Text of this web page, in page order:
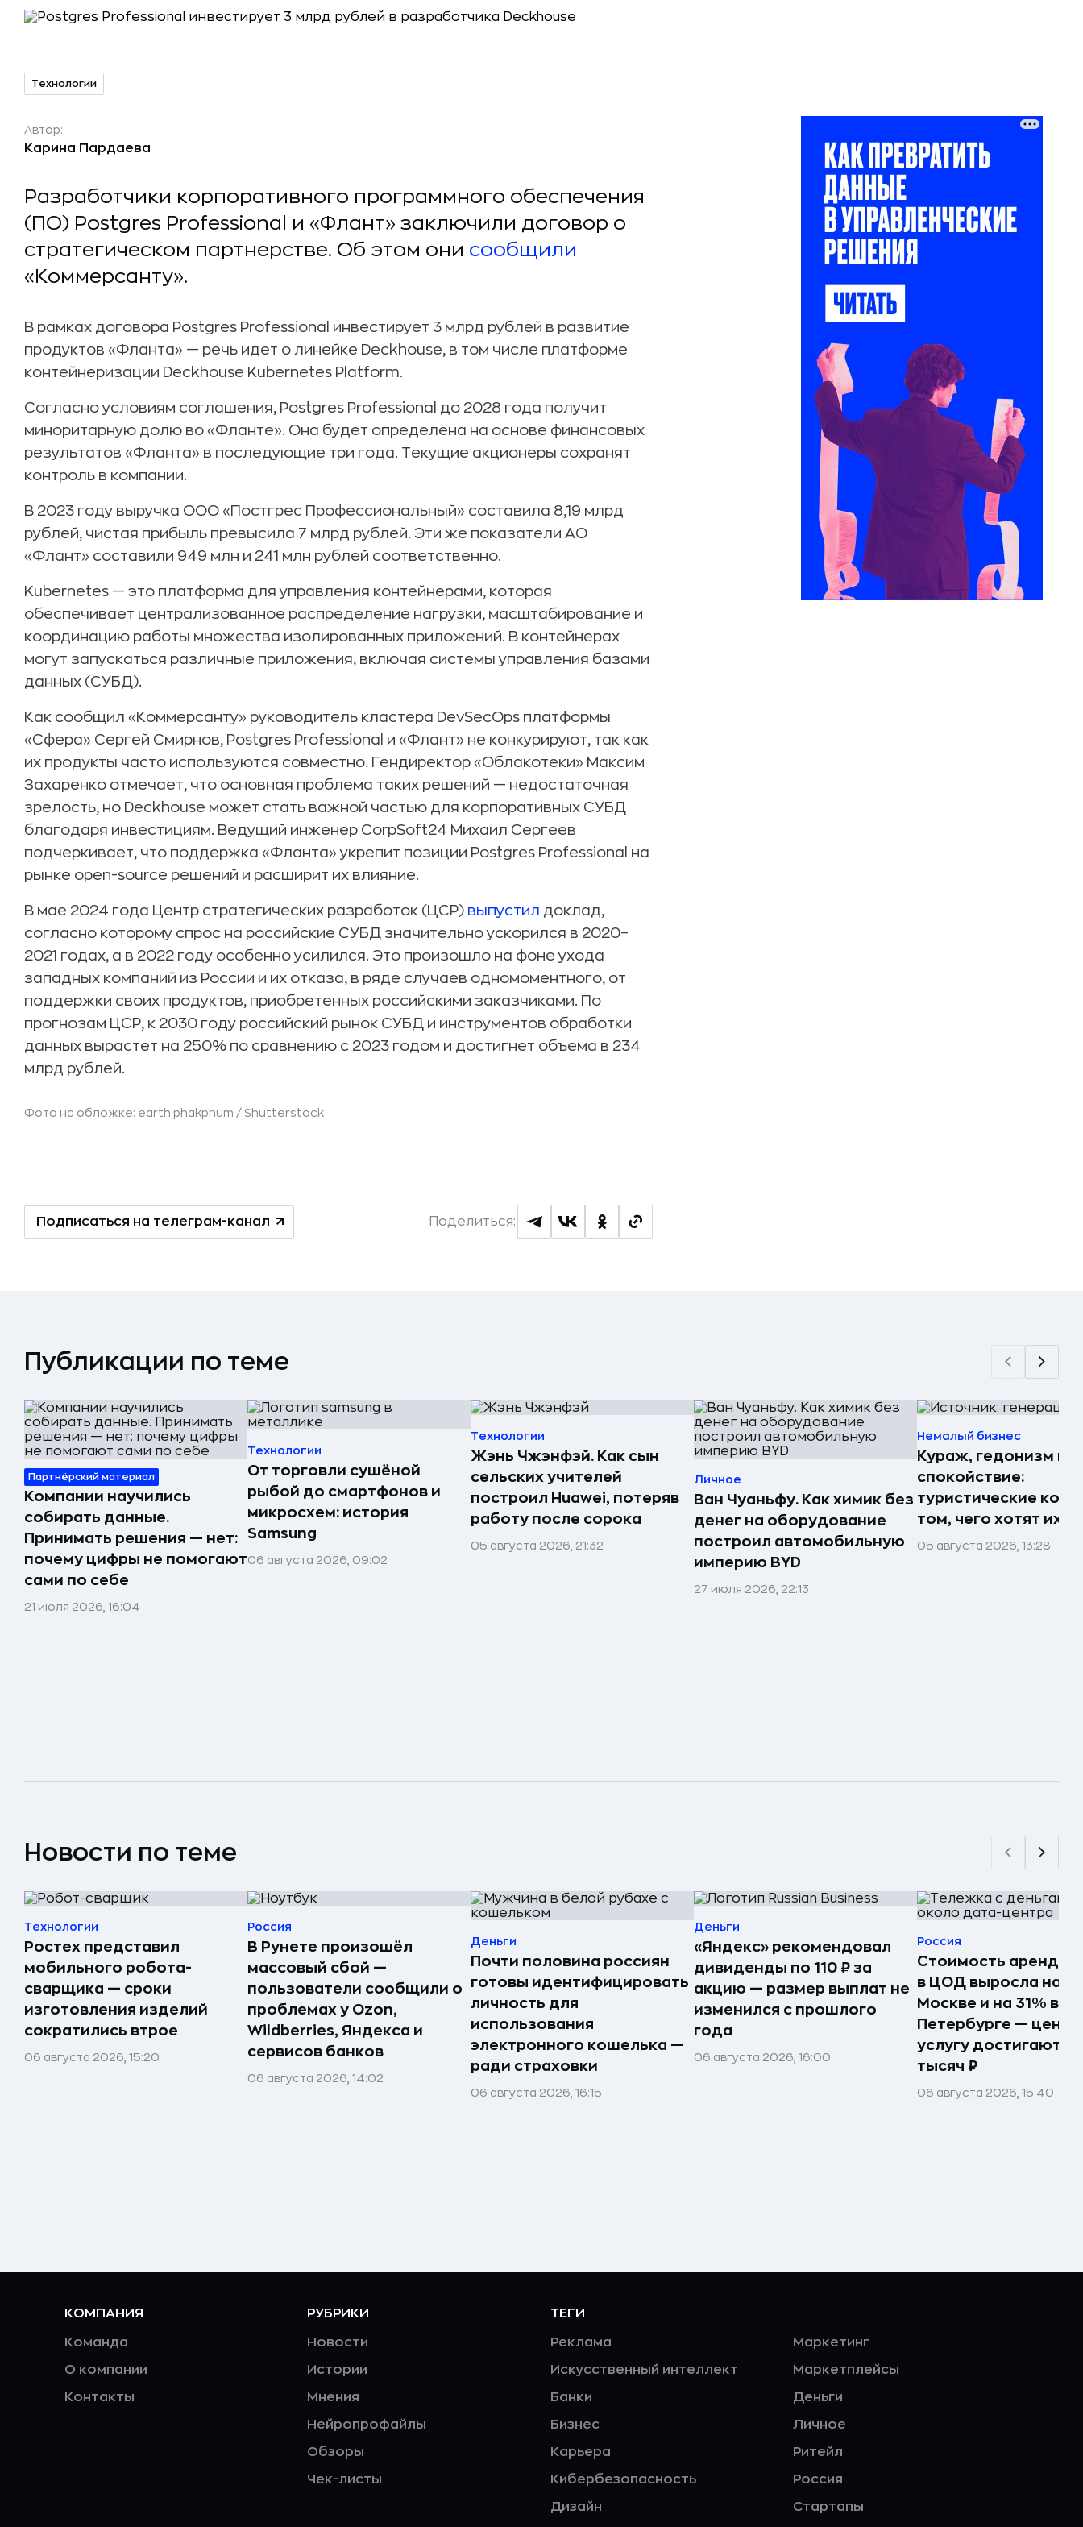
Технологии
Автор:
Карина Пардаева
Разработчики корпоративного программного обеспечения
(ПО) Postgres Professional и «Флант» заключили договор о
стратегическом партнерстве. Об этом они сообщили
«Коммерсанту».
В рамках договора Postgres Professional инвестирует 3 млрд рублей в развитие
продуктов «Фланта» — речь идет о линейке Deckhouse, в том числе платформе
контейнеризации Deckhouse Kubernetes Platform.
Согласно условиям соглашения, Postgres Professional до 2028 года получит
миноритарную долю во «Фланте». Она будет определена на основе финансовых
результатов «Фланта» в последующие три года. Текущие акционеры сохранят
контроль в компании.
В 2023 году выручка ООО «Постгрес Профессиональный» составила 8,19 млрд
рублей, чистая прибыль превысила 7 млрд рублей. Эти же показатели АО
«Флант» составили 949 млн и 241 млн рублей соответственно.
Kubernetes — это платформа для управления контейнерами, которая
обеспечивает централизованное распределение нагрузки, масштабирование и
координацию работы множества изолированных приложений. В контейнерах
могут запускаться различные приложения, включая системы управления базами
данных (СУБД).
Как сообщил «Коммерсанту» руководитель кластера DevSecOps платформы
«Сфера» Сергей Смирнов, Postgres Professional и «Флант» не конкурируют, так как
их продукты часто используются совместно. Гендиректор «Облакотеки» Максим
Захаренко отмечает, что основная проблема таких решений — недостаточная
зрелость, но Deckhouse может стать важной частью для корпоративных СУБД
благодаря инвестициям. Ведущий инженер CorpSoft24 Михаил Сергеев
подчеркивает, что поддержка «Фланта» укрепит позиции Postgres Professional на
рынке open-source решений и расширит их влияние.
В мае 2024 года Центр стратегических разработок (ЦСР) выпустил доклад,
согласно которому спрос на российские СУБД значительно ускорился в 2020–
2021 годах, а в 2022 году особенно усилился. Это произошло на фоне ухода
западных компаний из России и их отказа, в ряде случаев одномоментного, от
поддержки своих продуктов, приобретенных российскими заказчиками. По
прогнозам ЦСР, к 2030 году российский рынок СУБД и инструментов обработки
данных вырастет на 250% по сравнению с 2023 годом и достигнет объема в 234
млрд рублей.
Фото на обложке: earth phakphum / Shutterstock
Подписаться на телеграм-канал Поделиться:
Публикации по теме
Партнёрский материал
Компании научились
собирать данные.
Принимать решения — нет:
почему цифры не помогают
сами по себе
21 июля 2026, 16:04
Технологии
От торговли сушёной
рыбой до смартфонов и
микросхем: история
Samsung
06 августа 2026, 09:02
Технологии
Жэнь Чжэнфэй. Как сын
сельских учителей
построил Huawei, потеряв
работу после сорока
05 августа 2026, 21:32
Личное
Ван Чуаньфу. Как химик без
денег на оборудование
построил автомобильную
империю BYD
27 июля 2026, 22:13
Немалый бизнес
Кураж, гедонизм и
спокойствие:
туристические
том, чего хотят их
05 августа 2026, 13:28
Новости по теме
Технологии
Ростех представил
мобильного робота-
сварщика — сроки
изготовления изделий
сократились втрое
06 августа 2026, 15:20
Россия
В Рунете произошёл
массовый сбой —
пользователи сообщили о
проблемах у Ozon,
Wildberries, Яндекса и
сервисов банков
06 августа 2026, 14:02
Деньги
Почти половина россиян
готовы идентифицировать
личность для
использования
электронного кошелька —
ради страховки
06 августа 2026, 16:15
Деньги
«Яндекс» рекомендовал
дивиденды по 110 ₽ за
акцию — размер выплат не
изменился с прошлого
года
06 августа 2026, 16:00
Россия
Стоимость аренды
в ЦОД выросла на
Москве и на 31% в
Петербурге — цены
услугу достигают
тысяч ₽
06 августа 2026, 15:40
КОМПАНИЯ
Команда
О компании
Контакты
РУБРИКИ
Новости
Истории
Мнения
Нейропрофайлы
Обзоры
Чек-листы
ТЕГИ
Реклама
Искусственный интеллект
Банки
Бизнес
Карьера
Кибербезопасность
Дизайн
Маркетинг
Маркетплейсы
Деньги
Личное
Ритейл
Россия
Стартапы